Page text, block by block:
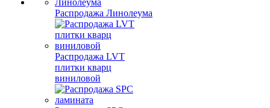
Распродажа Линолеума
Распродажа LVT
плитки кварц
виниловой